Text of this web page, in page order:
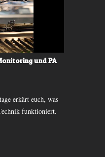
und PA
erkärt euch, was
funktioniert.